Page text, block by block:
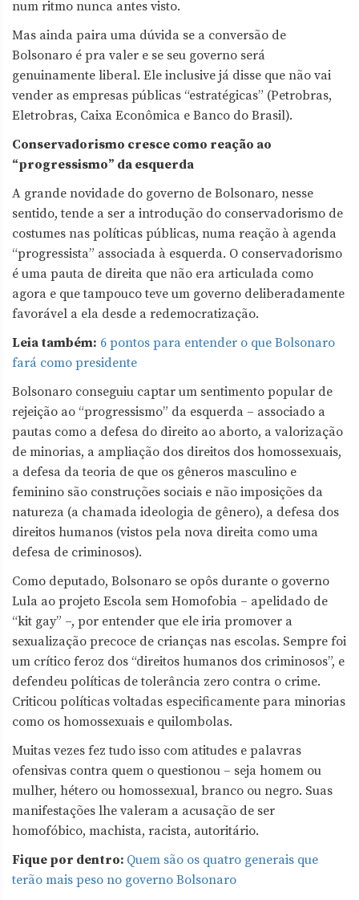
num ritmo nunca antes visto.
Mas ainda paira uma dúvida se a conversão de
Bolsonaro é pra valer e se seu governo será
genuinamente liberal. Ele inclusive já disse que não vai
vender as empresas públicas “estratégicas” (Petrobras,
Eletrobras, Caixa Econômica e Banco do Brasil).
Conservadorismo cresce como reação ao
“progressismo” da esquerda
A grande novidade do governo de Bolsonaro, nesse
sentido, tende a ser a introdução do conservadorismo de
costumes nas políticas públicas, numa reação à agenda
“progressista” associada à esquerda. O conservadorismo
é uma pauta de direita que não era articulada como
agora e que tampouco teve um governo deliberadamente
favorável a ela desde a redemocratização.
Leia também: 6 pontos para entender o que Bolsonaro
fará como presidente
Bolsonaro conseguiu captar um sentimento popular de
rejeição ao “progressismo” da esquerda – associado a
pautas como a defesa do direito ao aborto, a valorização
de minorias, a ampliação dos direitos dos homossexuais,
a defesa da teoria de que os gêneros masculino e
feminino são construções sociais e não imposições da
natureza (a chamada ideologia de gênero), a defesa dos
direitos humanos (vistos pela nova direita como uma
defesa de criminosos).
Como deputado, Bolsonaro se opôs durante o governo
Lula ao projeto Escola sem Homofobia – apelidado de
“kit gay” –, por entender que ele iria promover a
sexualização precoce de crianças nas escolas. Sempre foi
um crítico feroz dos “direitos humanos dos criminosos”, e
defendeu políticas de tolerância zero contra o crime.
Criticou políticas voltadas especificamente para minorias
como os homossexuais e quilombolas.
Muitas vezes fez tudo isso com atitudes e palavras
ofensivas contra quem o questionou – seja homem ou
mulher, hétero ou homossexual, branco ou negro. Suas
manifestações lhe valeram a acusação de ser
homofóbico, machista, racista, autoritário.
Fique por dentro: Quem são os quatro generais que
terão mais peso no governo Bolsonaro